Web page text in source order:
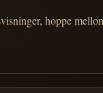
hoppe